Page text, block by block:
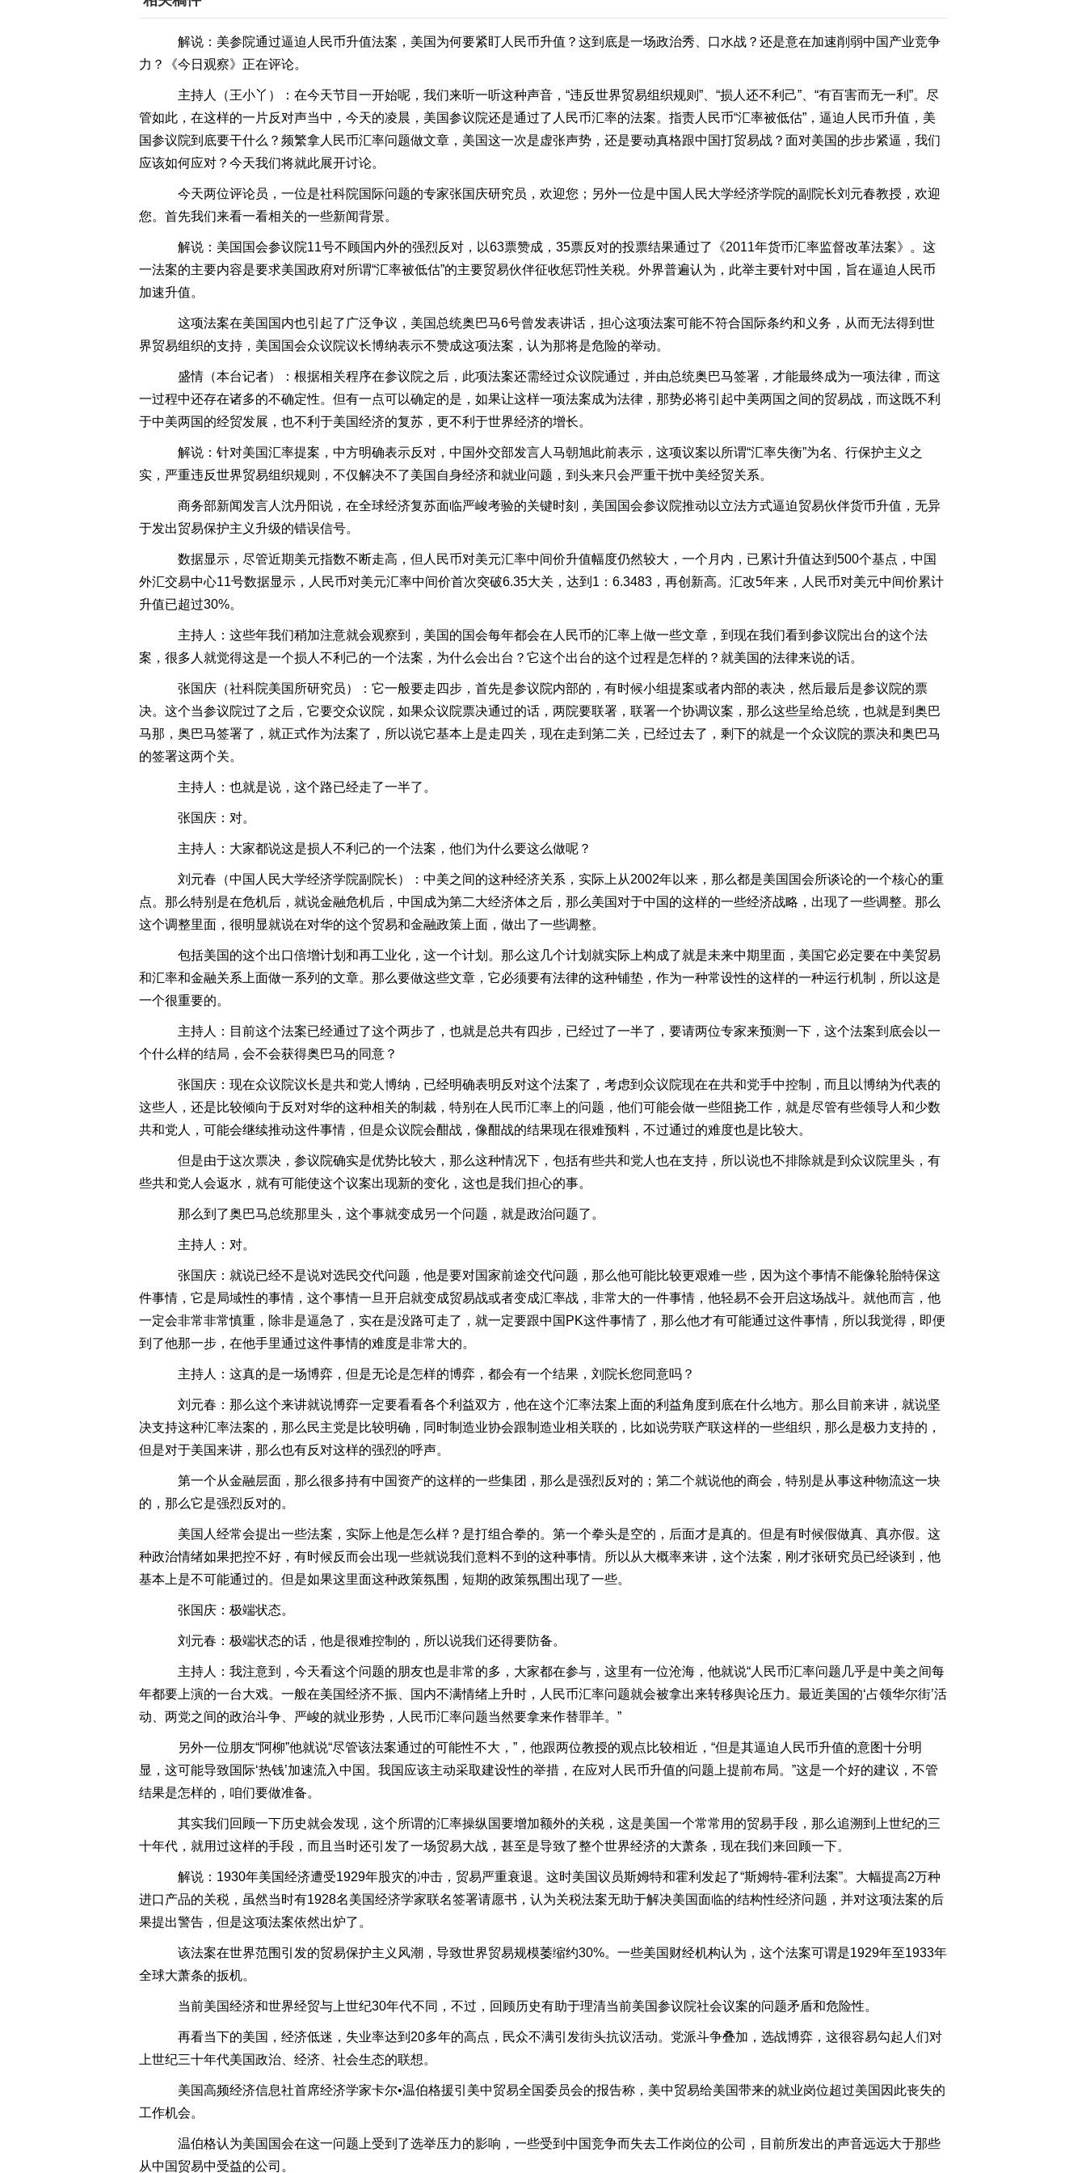
2011-09-28 22:34:26
[今日观察]网络诚信 谁来
维护（20110922）
2011-09-21 23:13:13
[今日观察]房价停涨 何时
2011-09-19 22:53:22
2011-09-07 22:44:12
[今日观察]冰岛买地“诗
意”还是“失意”？
(20110906)
[今日观察]“金九银十”房
价会跌吗？（20110901）
[今日观察]大救援 以生命
的名义（20110831）
（20110830）
2011-08-30 22:55:45
吗？(20110823)
[今日观察]诚信是真：百
度行动比回应更重要
[今日观察]谷歌收购摩托
罗拉要洗谁的牌？
（20110817）
2011-08-15 22:43:10
[今日观察]美联储下一张
牌是什么？（20110810）
机：CPI6.5%是拐点？会
2011-08-09 22:57:27
[今日观察]美债信用降级
2011-08-08 22:45:53
局：追问城市“良
2011-08-04 23:10:25
解说：美参院通过逼迫人民币升值法案，美国为何要紧盯人民币升值？这到底是一场政治秀、口水战？还是意在加速削弱中国产业竞争
力？《今日观察》正在评论。
主持人（王小丫）：在今天节目一开始呢，我们来听一听这种声音，“违反世界贸易组织规则”、“损人还不利己”、“有百害而无一利”。尽
管如此，在这样的一片反对声当中，今天的凌晨，美国参议院还是通过了人民币汇率的法案。指责人民币“汇率被低估”，逼迫人民币升值，美
国参议院到底要干什么？频繁拿人民币汇率问题做文章，美国这一次是虚张声势，还是要动真格跟中国打贸易战？面对美国的步步紧逼，我们
应该如何应对？今天我们将就此展开讨论。
今天两位评论员，一位是社科院国际问题的专家张国庆研究员，欢迎您；另外一位是中国人民大学经济学院的副院长刘元春教授，欢迎
您。首先我们来看一看相关的一些新闻背景。
解说：美国国会参议院11号不顾国内外的强烈反对，以63票赞成，35票反对的投票结果通过了《2011年货币汇率监督改革法案》。这
一法案的主要内容是要求美国政府对所谓“汇率被低估”的主要贸易伙伴征收惩罚性关税。外界普遍认为，此举主要针对中国，旨在逼迫人民币
加速升值。
这项法案在美国国内也引起了广泛争议，美国总统奥巴马6号曾发表讲话，担心这项法案可能不符合国际条约和义务，从而无法得到世
界贸易组织的支持，美国国会众议院议长博纳表示不赞成这项法案，认为那将是危险的举动。
盛情（本台记者）：根据相关程序在参议院之后，此项法案还需经过众议院通过，并由总统奥巴马签署，才能最终成为一项法律，而这
一过程中还存在诸多的不确定性。但有一点可以确定的是，如果让这样一项法案成为法律，那势必将引起中美两国之间的贸易战，而这既不利
于中美两国的经贸发展，也不利于美国经济的复苏，更不利于世界经济的增长。
解说：针对美国汇率提案，中方明确表示反对，中国外交部发言人马朝旭此前表示，这项议案以所谓“汇率失衡”为名、行保护主义之
实，严重违反世界贸易组织规则，不仅解决不了美国自身经济和就业问题，到头来只会严重干扰中美经贸关系。
商务部新闻发言人沈丹阳说，在全球经济复苏面临严峻考验的关键时刻，美国国会参议院推动以立法方式逼迫贸易伙伴货币升值，无异
于发出贸易保护主义升级的错误信号。
数据显示，尽管近期美元指数不断走高，但人民币对美元汇率中间价升值幅度仍然较大，一个月内，已累计升值达到500个基点，中国
外汇交易中心11号数据显示，人民币对美元汇率中间价首次突破6.35大关，达到1：6.3483，再创新高。汇改5年来，人民币对美元中间价累计
升值已超过30%。
主持人：这些年我们稍加注意就会观察到，美国的国会每年都会在人民币的汇率上做一些文章，到现在我们看到参议院出台的这个法
案，很多人就觉得这是一个损人不利己的一个法案，为什么会出台？它这个出台的这个过程是怎样的？就美国的法律来说的话。
张国庆（社科院美国所研究员）：它一般要走四步，首先是参议院内部的，有时候小组提案或者内部的表决，然后最后是参议院的票
决。这个当参议院过了之后，它要交众议院，如果众议院票决通过的话，两院要联署，联署一个协调议案，那么这些呈给总统，也就是到奥巴
马那，奥巴马签署了，就正式作为法案了，所以说它基本上是走四关，现在走到第二关，已经过去了，剩下的就是一个众议院的票决和奥巴马
的签署这两个关。
主持人：也就是说，这个路已经走了一半了。
张国庆：对。
主持人：大家都说这是损人不利己的一个法案，他们为什么要这么做呢？
刘元春（中国人民大学经济学院副院长）：中美之间的这种经济关系，实际上从2002年以来，那么都是美国国会所谈论的一个核心的重
点。那么特别是在危机后，就说金融危机后，中国成为第二大经济体之后，那么美国对于中国的这样的一些经济战略，出现了一些调整。那么
这个调整里面，很明显就说在对华的这个贸易和金融政策上面，做出了一些调整。
包括美国的这个出口倍增计划和再工业化，这一个计划。那么这几个计划就实际上构成了就是未来中期里面，美国它必定要在中美贸易
和汇率和金融关系上面做一系列的文章。那么要做这些文章，它必须要有法律的这种铺垫，作为一种常设性的这样的一种运行机制，所以这是
一个很重要的。
主持人：目前这个法案已经通过了这个两步了，也就是总共有四步，已经过了一半了，要请两位专家来预测一下，这个法案到底会以一
个什么样的结局，会不会获得奥巴马的同意？
张国庆：现在众议院议长是共和党人博纳，已经明确表明反对这个法案了，考虑到众议院现在在共和党手中控制，而且以博纳为代表的
这些人，还是比较倾向于反对对华的这种相关的制裁，特别在人民币汇率上的问题，他们可能会做一些阻挠工作，就是尽管有些领导人和少数
共和党人，可能会继续推动这件事情，但是众议院会酣战，像酣战的结果现在很难预料，不过通过的难度也是比较大。
但是由于这次票决，参议院确实是优势比较大，那么这种情况下，包括有些共和党人也在支持，所以说也不排除就是到众议院里头，有
些共和党人会返水，就有可能使这个议案出现新的变化，这也是我们担心的事。
那么到了奥巴马总统那里头，这个事就变成另一个问题，就是政治问题了。
主持人：对。
张国庆：就说已经不是说对选民交代问题，他是要对国家前途交代问题，那么他可能比较更艰难一些，因为这个事情不能像轮胎特保这
件事情，它是局域性的事情，这个事情一旦开启就变成贸易战或者变成汇率战，非常大的一件事情，他轻易不会开启这场战斗。就他而言，他
一定会非常非常慎重，除非是逼急了，实在是没路可走了，就一定要跟中国PK这件事情了，那么他才有可能通过这件事情，所以我觉得，即便
到了他那一步，在他手里通过这件事情的难度是非常大的。
主持人：这真的是一场博弈，但是无论是怎样的博弈，都会有一个结果，刘院长您同意吗？
刘元春：那么这个来讲就说博弈一定要看看各个利益双方，他在这个汇率法案上面的利益角度到底在什么地方。那么目前来讲，就说坚
决支持这种汇率法案的，那么民主党是比较明确，同时制造业协会跟制造业相关联的，比如说劳联产联这样的一些组织，那么是极力支持的，
但是对于美国来讲，那么也有反对这样的强烈的呼声。
第一个从金融层面，那么很多持有中国资产的这样的一些集团，那么是强烈反对的；第二个就说他的商会，特别是从事这种物流这一块
的，那么它是强烈反对的。
美国人经常会提出一些法案，实际上他是怎么样？是打组合拳的。第一个拳头是空的，后面才是真的。但是有时候假做真、真亦假。这
种政治情绪如果把控不好，有时候反而会出现一些就说我们意料不到的这种事情。所以从大概率来讲，这个法案，刚才张研究员已经谈到，他
基本上是不可能通过的。但是如果这里面这种政策氛围，短期的政策氛围出现了一些。
张国庆：极端状态。
刘元春：极端状态的话，他是很难控制的，所以说我们还得要防备。
主持人：我注意到，今天看这个问题的朋友也是非常的多，大家都在参与，这里有一位沧海，他就说“人民币汇率问题几乎是中美之间每
年都要上演的一台大戏。一般在美国经济不振、国内不满情绪上升时，人民币汇率问题就会被拿出来转移舆论压力。最近美国的‘占领华尔街’活
动、两党之间的政治斗争、严峻的就业形势，人民币汇率问题当然要拿来作替罪羊。”
另外一位朋友“阿柳”他就说“尽管该法案通过的可能性不大，”，他跟两位教授的观点比较相近，“但是其逼迫人民币升值的意图十分明
显，这可能导致国际‘热钱’加速流入中国。我国应该主动采取建设性的举措，在应对人民币升值的问题上提前布局。”这是一个好的建议，不管
结果是怎样的，咱们要做准备。
其实我们回顾一下历史就会发现，这个所谓的汇率操纵国要增加额外的关税，这是美国一个常常用的贸易手段，那么追溯到上世纪的三
十年代，就用过这样的手段，而且当时还引发了一场贸易大战，甚至是导致了整个世界经济的大萧条，现在我们来回顾一下。
解说：1930年美国经济遭受1929年股灾的冲击，贸易严重衰退。这时美国议员斯姆特和霍利发起了“斯姆特-霍利法案”。大幅提高2万种
进口产品的关税，虽然当时有1928名美国经济学家联名签署请愿书，认为关税法案无助于解决美国面临的结构性经济问题，并对这项法案的后
果提出警告，但是这项法案依然出炉了。
该法案在世界范围引发的贸易保护主义风潮，导致世界贸易规模萎缩约30%。一些美国财经机构认为，这个法案可谓是1929年至1933年
全球大萧条的扳机。
当前美国经济和世界经贸与上世纪30年代不同，不过，回顾历史有助于理清当前美国参议院社会议案的问题矛盾和危险性。
再看当下的美国，经济低迷，失业率达到20多年的高点，民众不满引发街头抗议活动。党派斗争叠加，选战博弈，这很容易勾起人们对
上世纪三十年代美国政治、经济、社会生态的联想。
美国高频经济信息社首席经济学家卡尔•温伯格援引美中贸易全国委员会的报告称，美中贸易给美国带来的就业岗位超过美国因此丧失的
工作机会。
温伯格认为美国国会在这一问题上受到了选举压力的影响，一些受到中国竞争而失去工作岗位的公司，目前所发出的声音远远大于那些
从中国贸易中受益的公司。